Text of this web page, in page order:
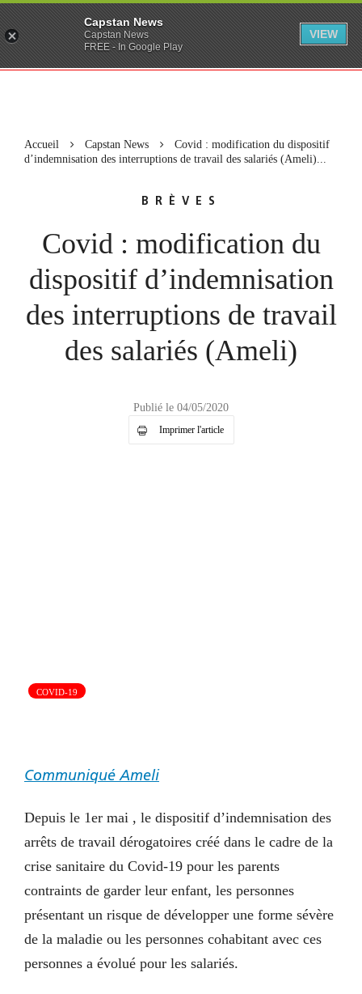
Accueil Capstan News
Covid : modification du dispositif
d’indemnisation des interruptions de travail des salariés (Ameli)...
BRÈVES
Covid : modification du
dispositif d’indemnisation
des interruptions de travail
des salariés (Ameli)
Publié le 04/05/2020
Imprimer l'article
COVID-19
Communiqué Ameli
Depuis le 1er mai , le dispositif d’indemnisation des
arrêts de travail dérogatoires créé dans le cadre de la
crise sanitaire du Covid-19 pour les parents
contraints de garder leur enfant, les personnes
présentant un risque de développer une forme sévère
de la maladie ou les personnes cohabitant avec ces
personnes a évolué pour les salariés.
Capstan News
Capstan News
FREE - In Google Play
VIEW